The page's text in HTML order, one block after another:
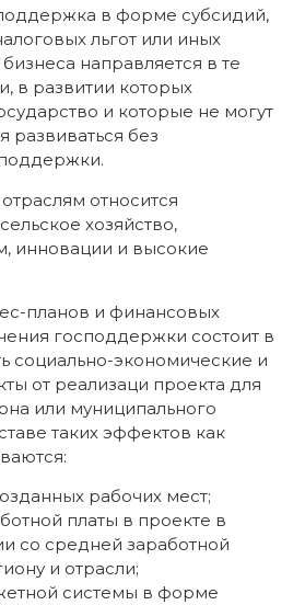
в форме субсидий,
льгот или иных
направляется в те
в развитии которых
и которые не могут
развиваться без
относится
хозяйство,
инновации и высокие
планов и финансовых
господдержки состоит в
социально-экономические и
от реализаци проекта для
или муниципального
таких эффектов как
рабочих мест;
платы в проекте в
со средней заработной
и отрасли;
системы в форме